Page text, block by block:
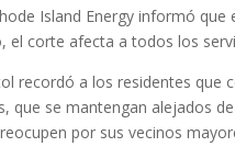
Island Energy informó
el corte afecta a todos los
recordó a los residentes que
que se mantengan alejados
por sus vecinos